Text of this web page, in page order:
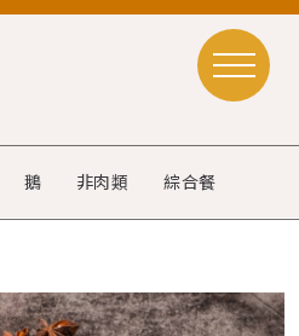
鵝 非肉類 綜合餐